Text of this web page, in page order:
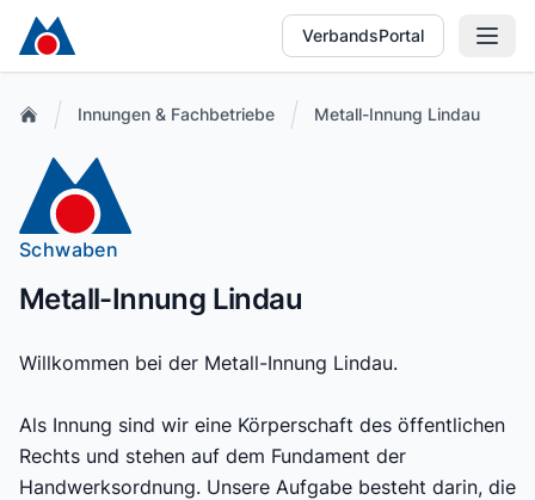
VerbandsPortal
Innungen & Fachbetriebe Metall-Innung Lindau
Schwaben
Metall-Innung Lindau
Willkommen bei der Metall-Innung Lindau.
Als Innung sind wir eine Körperschaft des öffentlichen
Rechts und stehen auf dem Fundament der
Handwerksordnung. Unsere Aufgabe besteht darin, die